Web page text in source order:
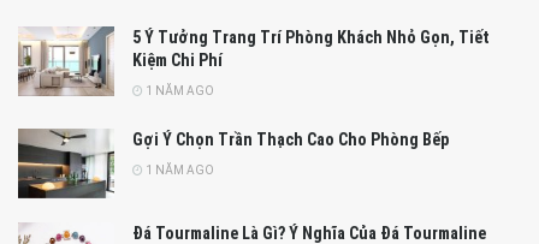
5 Ý Tưởng Trang Trí Phòng Khách Nhỏ Gọn, Tiết
Kiệm Chi Phí
1 NĂM AGO
Gợi Ý Chọn Trần Thạch Cao Cho Phòng Bếp
1 NĂM AGO
Đá Tourmaline Là Gì? Ý Nghĩa Của Đá Tourmaline